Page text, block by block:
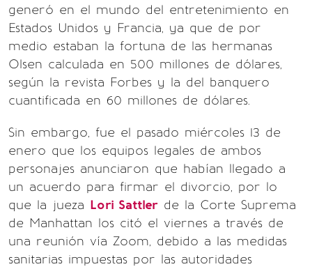
generó en el mundo del entretenimiento en
Estados Unidos y Francia, ya que de por
medio estaban la fortuna de las hermanas
Olsen calculada en 500 millones de dólares,
según la revista Forbes y la del banquero
cuantificada en 60 millones de dólares.
Sin embargo, fue el pasado miércoles 13 de
enero que los equipos legales de ambos
personajes anunciaron que habían llegado a
un acuerdo para firmar el divorcio, por lo
que la jueza Lori Sattler de la Corte Suprema
de Manhattan los citó el viernes a través de
una reunión vía Zoom, debido a las medidas
sanitarias impuestas por las autoridades